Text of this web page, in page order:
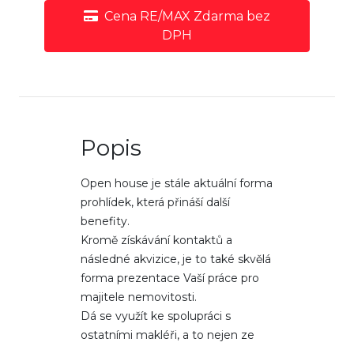
Cena RE/MAX Zdarma bez
DPH
Popis
Open house je stále aktuální forma
prohlídek, která přináší další
benefity.
Kromě získávání kontaktů a
následné akvizice, je to také skvělá
forma prezentace Vaší práce pro
majitele nemovitosti.
Dá se využít ke spolupráci s
ostatními makléři, a to nejen ze